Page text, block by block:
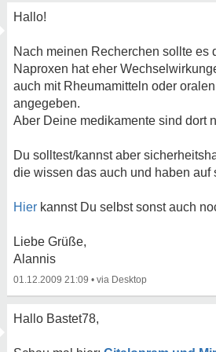
Hallo!
Nach meinen Recherchen sollte
Naproxen hat eher
auch mit Rheumamitteln oder
angegeben.
Aber Deine medikamente sind dort
Du solltest/kannst aber
die wissen das auch und haben
Hier kannst Du selbst sonst auch
Liebe Grüße,
Alannis
01.12.2009 21:09 •
Hallo Bastet78,